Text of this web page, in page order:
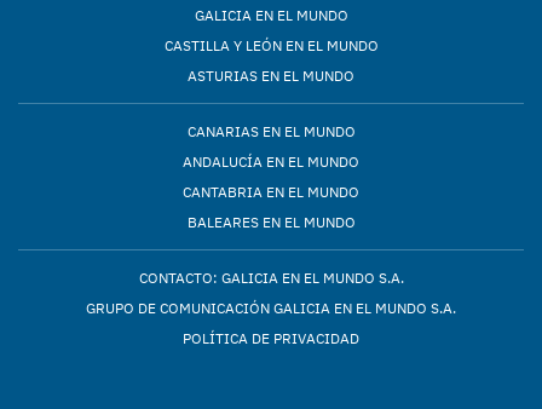
GALICIA EN EL MUNDO
CASTILLA Y LEÓN EN EL MUNDO
ASTURIAS EN EL MUNDO
CANARIAS EN EL MUNDO
ANDALUCÍA EN EL MUNDO
CANTABRIA EN EL MUNDO
BALEARES EN EL MUNDO
CONTACTO: GALICIA EN EL MUNDO S.A.
GRUPO DE COMUNICACIÓN GALICIA EN EL MUNDO S.A.
POLÍTICA DE PRIVACIDAD